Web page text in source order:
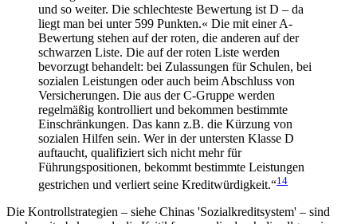
und so weiter. Die schlechteste Bewertung ist D – da
liegt man bei unter 599 Punkten.« Die mit einer A-
Bewertung stehen auf der roten, die anderen auf der
schwarzen Liste. Die auf der roten Liste werden
bevorzugt behandelt: bei Zulassungen für Schulen, bei
sozialen Leistungen oder auch beim Abschluss von
Versicherungen. Die aus der C-Gruppe werden
regelmäßig kontrolliert und bekommen bestimmte
Einschränkungen. Das kann z.B. die Kürzung von
sozialen Hilfen sein. Wer in der untersten Klasse D
auftaucht, qualifiziert sich nicht mehr für
Führungspositionen, bekommt bestimmte Leistungen
gestrichen und verliert seine Kreditwürdigkeit.“14
Die Kontrollstrategien – siehe Chinas 'Sozialkreditsystem' – sind